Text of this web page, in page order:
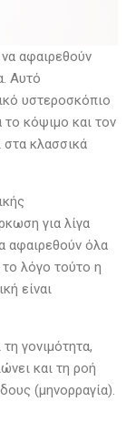
αφαιρεθούν
Αυτό
υστεροσκόπιο
το κόψιμο και τον
κλασσικά
για λίγα
αφαιρεθούν όλα
λόγο τούτο η
είναι
γονιμότητα,
και τη ροή
(μηνορραγία).